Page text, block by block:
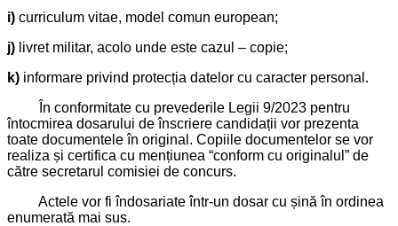
i) curriculum vitae, model comun european;
j) livret militar, acolo unde este cazul – copie;
k) informare privind protecția datelor cu caracter personal.
În conformitate cu prevederile Legii 9/2023 pentru
întocmirea dosarului de înscriere candidații vor prezenta
toate documentele în original. Copiile documentelor se vor
realiza și certifica cu mențiunea “conform cu originalul” de
către secretarul comisiei de concurs.
Actele vor fi îndosariate într-un dosar cu șină în ordinea
enumerată mai sus.